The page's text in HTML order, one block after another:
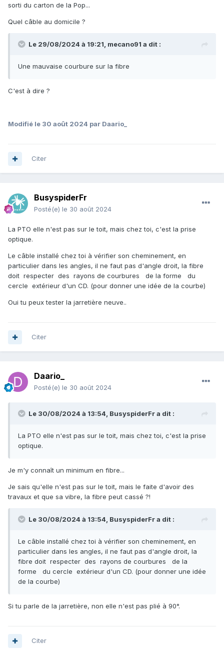
sorti du carton de la Pop...
Quel câble au domicile ?
Le 29/08/2024 à 19:21, mecano91 a dit :
Une mauvaise courbure sur la fibre
C'est à dire ?
Modifié le 30 août 2024 par Daario_
Citer
BusyspiderFr
Posté(e) le 30 août 2024
La PTO elle n'est pas sur le toit, mais chez toi, c'est la prise
optique.
Le câble installé chez toi à vérifier son cheminement, en
particulier dans les angles, il ne faut pas d'angle droit, la fibre
doit respecter des rayons de courbures de la forme du
cercle extérieur d'un CD. (pour donner une idée de la courbe)
Oui tu peux tester la jarretière neuve..
Citer
Daario_
Posté(e) le 30 août 2024
Le 30/08/2024 à 13:54, BusyspiderFra dit :
La PTO elle n'est pas sur le toit, mais chez toi, c'est la prise
optique.
Je m'y connaît un minimum en fibre...
Je sais qu'elle n'est pas sur le toit, mais le faite d'avoir des
travaux et que sa vibre, la fibre peut cassé ?!
Le 30/08/2024 à 13:54, BusyspiderFra dit :
Le câble installé chez toi à vérifier son cheminement, en
particulier dans les angles, il ne faut pas d'angle droit, la
fibre doit respecter des rayons de courbures de la
forme du cercle extérieur d'un CD. (pour donner une idée
de la courbe)
Si tu parle de la jarretière, non elle n'est pas plié à 90°.
Citer